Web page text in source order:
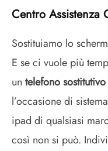
Centro Assistenza
Sostituiamo lo
E se ci vuole più
un telefono
l’occasione di
ipad di qualsiasi
così non si può.